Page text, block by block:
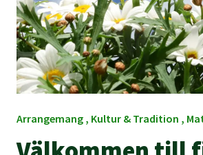
Arrangemang , Kultur & Tradition ,